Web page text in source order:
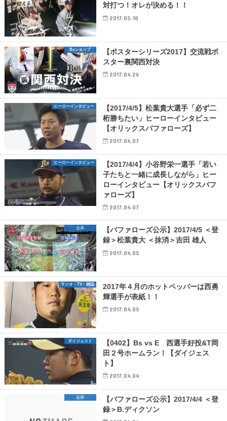
対打つ！オレが決める！！
2017.05.10
Bsショップ
【ポスターシリーズ2017】交流戦ポ
スター裏関西対決
2017.04.26
ヒーローインタビュー
【2017/4/5】松葉貴大選手「必ず二
桁勝ちたい」ヒーローインタビュー
【オリックスバファローズ】
2017.04.07
ヒーローインタビュー
【2017/4/4】小谷野栄一選手「若い
子たちと一緒に成長しながら」ヒー
ローインタビュー【オリックスバフ
ァローズ】
2017.04.07
公示
【バファローズ公示】2017/4/5 ＜登
録＞松葉貴大 ＜抹消＞吉田 雄人
2017.04.05
ラジオ・TV・雑誌
2017年４月のホットペッパーは西勇
輝選手が表紙！！
2017.04.05
ダイジェスト
【0402】Bs vs E 西選手好投&T岡
田２号ホームラン！【ダイジェス
ト】
2017.04.04
公示
【バファローズ公示】2017/4/4 ＜登
録＞B.ディクソン